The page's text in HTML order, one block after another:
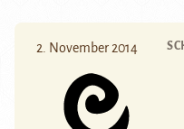
2. November 2014